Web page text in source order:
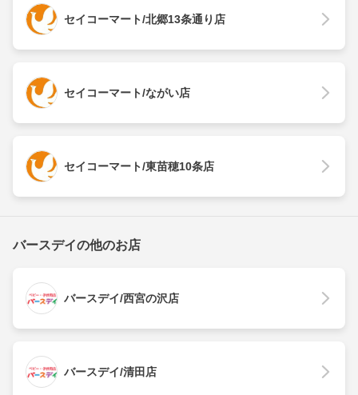
セイコーマート/北郷13条通り店
セイコーマート/ながい店
セイコーマート/東苗穂10条店
バースデイの他のお店
バースデイ/西宮の沢店
バースデイ/清田店